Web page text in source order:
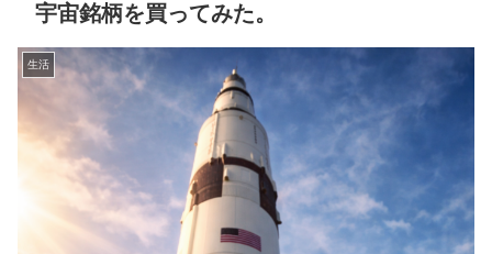
宇宙銘柄を買ってみた。
生活